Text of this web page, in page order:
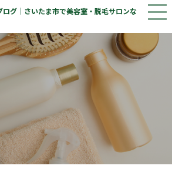
グ｜さいたま市で美容室・脱毛サロンな